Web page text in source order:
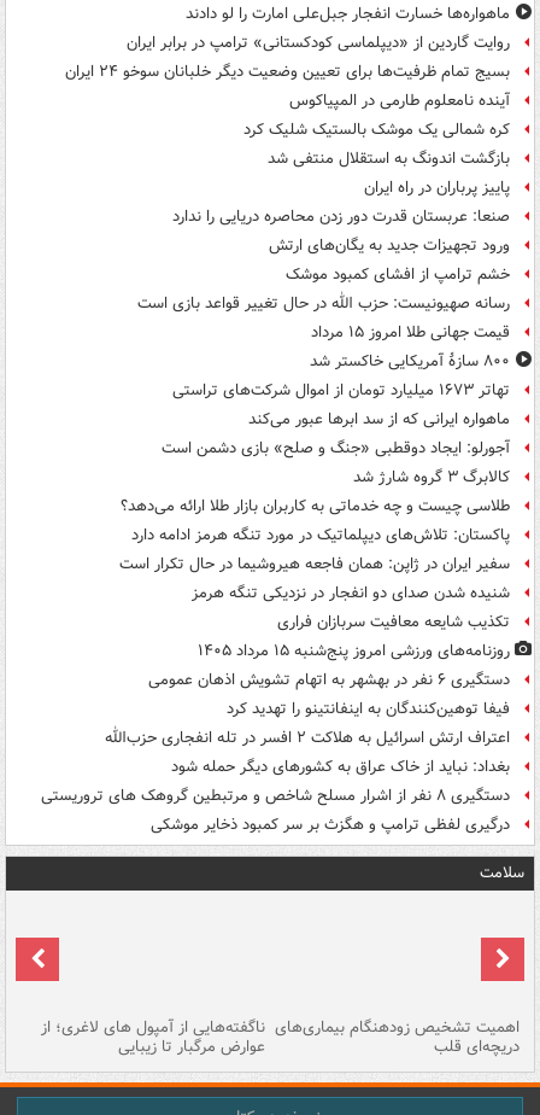
ماهواره‌ها خسارت انفجار جبل‌علی امارت را لو دادند
روایت گاردین از «دیپلماسی کودکستانی» ترامپ در برابر ایران
بسیج تمام ظرفیت‌ها برای تعیین وضعیت دیگر خلبانان سوخو ۲۴ ایران
آینده نامعلوم طارمی در المپیاکوس
کره شمالی یک موشک بالستیک شلیک کرد
بازگشت اندونگ به استقلال منتفی شد
پاییز پرباران در راه ایران
صنعا: عربستان قدرت دور زدن محاصره دریایی را ندارد
ورود تجهیزات جدید به یگان‌های ارتش
خشم ترامپ از افشای کمبود موشک
رسانه صهیونیست: حزب الله در حال تغییر قواعد بازی است
قیمت جهانی طلا امروز ۱۵ مرداد
۸۰۰ سازۀ آمریکایی خاکستر شد
تهاتر ۱۶۷۳ میلیارد تومان از اموال شرکت‌های تراستی
ماهواره ایرانی که از سد ابرها عبور می‌کند
آجورلو: ایجاد دوقطبی «جنگ و صلح‌» بازی دشمن است
کالابرگ ۳ گروه شارژ شد
طلاسی چیست و چه خدماتی به کاربران بازار طلا ارائه می‌دهد؟
پاکستان: تلاش‌های دیپلماتیک در مورد تنگه هرمز ادامه دارد
سفیر ایران در ژاپن: همان فاجعه هیروشیما در حال تکرار است
شنیده شدن صدای دو انفجار در نزدیکی تنگه هرمز
تکذیب شایعه معافیت سربازان فراری
روزنامه‌های ورزشی امروز پنج‌شنبه ۱۵ مرداد ۱۴۰۵
دستگیری ۶ نفر در بهشهر به اتهام تشویش اذهان عمومی
فیفا توهین‌کنندگان به اینفانتینو را تهدید کرد
اعتراف ارتش اسرائیل به هلاکت ۲ افسر در تله انفجاری حزب‌الله
بغداد: نباید از خاک عراق به کشورهای دیگر حمله شود
دستگیری ۸ نفر از اشرار مسلح شاخص و مرتبطین گروهک های تروریستی
درگیری لفظی ترامپ و هگزث بر سر کمبود ذخایر موشکی
سلامت
اهمیت تشخیص زودهنگام بیماری‌های
دریچه‌ای قلب
ناگفته‌هایی از آمپول های لاغری؛ از
عوارض مرگبار تا زیبایی